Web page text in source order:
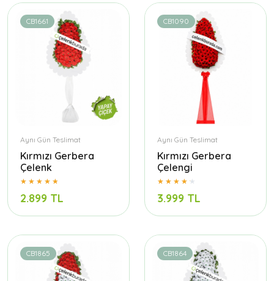
CB1661
Aynı Gün Teslimat
Kırmızı Gerbera
Çelenk
2.899 TL
CB1090
Aynı Gün Teslimat
Kırmızı Gerbera
Çelengi
3.999 TL
CB1865 CB1864